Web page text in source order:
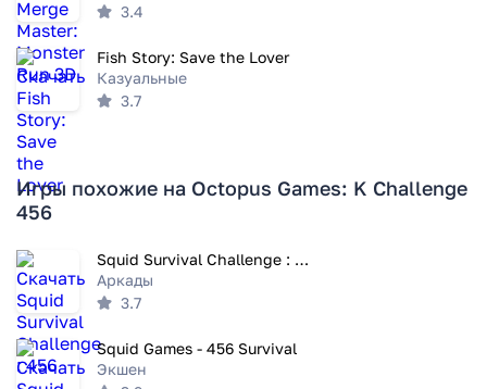
3.4
Fish Story: Save the Lover
Казуальные
3.7
Игры похожие на Octopus Games: K Challenge
456
Squid Survival Challenge : 456
Аркады
3.7
Squid Games - 456 Survival
Экшен